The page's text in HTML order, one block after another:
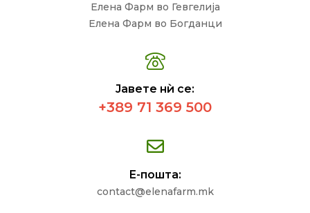
Елена Фарм во Гевгелија
Елена Фарм во Богданци
Јавете нѝ се:
+389 71 369 500
Е-пошта:
contact@elenafarm.mk